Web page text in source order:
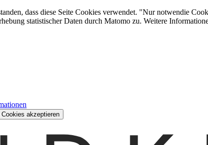
dass diese Seite Cookies verwendet. "Nur notwendie
statistischer Daten durch Matomo zu. Weitere
akzeptieren